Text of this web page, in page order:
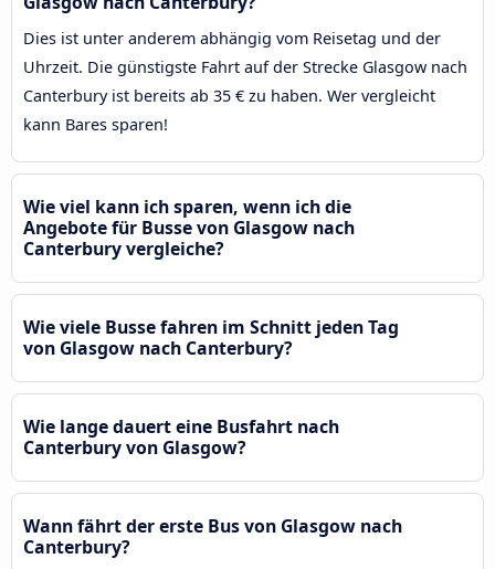
Dies ist unter anderem abhängig vom Reisetag und der
Uhrzeit. Die günstigste Fahrt auf der Strecke Glasgow nach
Canterbury ist bereits ab 35 € zu haben. Wer vergleicht
kann Bares sparen!
Wie viel kann ich sparen, wenn ich die
Angebote für Busse von Glasgow nach
Canterbury vergleiche?
Wie viele Busse fahren im Schnitt jeden Tag
von Glasgow nach Canterbury?
Wie lange dauert eine Busfahrt nach
Canterbury von Glasgow?
Wann fährt der erste Bus von Glasgow nach
Canterbury?